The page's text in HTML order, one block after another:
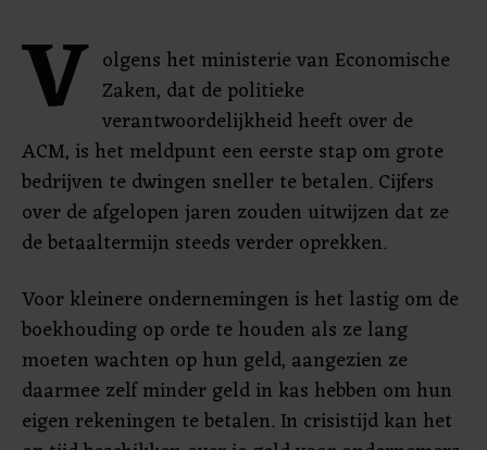
V olgens het ministerie van Economische
Zaken, dat de politieke
verantwoordelijkheid heeft over de
ACM, is het meldpunt een eerste stap om grote
bedrijven te dwingen sneller te betalen. Cijfers
over de afgelopen jaren zouden uitwijzen dat ze
de betaaltermijn steeds verder oprekken.
Voor kleinere ondernemingen is het lastig om de
boekhouding op orde te houden als ze lang
moeten wachten op hun geld, aangezien ze
daarmee zelf minder geld in kas hebben om hun
eigen rekeningen te betalen. In crisistijd kan het